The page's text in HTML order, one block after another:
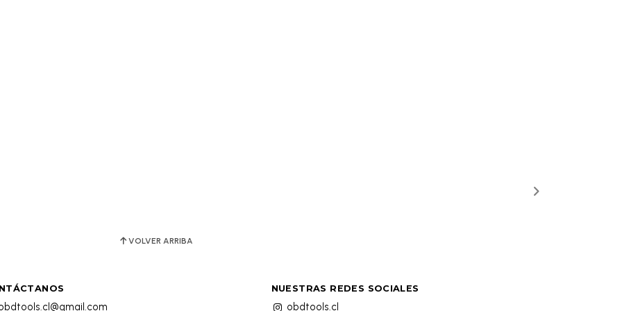
VOLVER ARRIBA
NUESTRAS REDES SOCIALES
obdtools.cl